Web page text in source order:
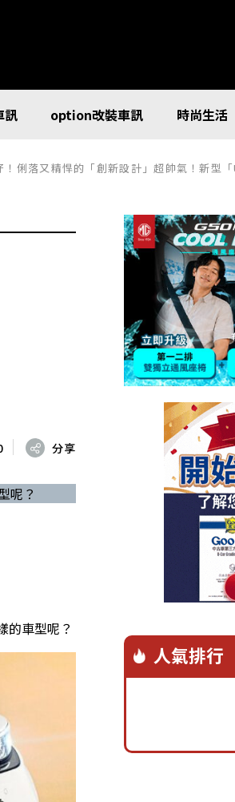
訊 option改裝車訊 時尚生活
俐落又精悍的「創新設計」超帥氣！新型
分享
呢？
的車型呢？
人氣排行